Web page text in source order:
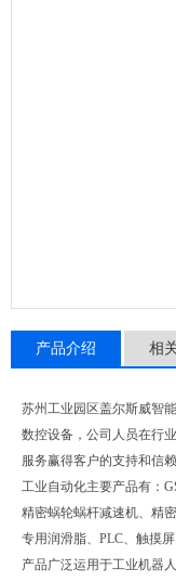
产品介绍 相
苏州工业园区盖尔斯威智
数控设备，公司人员在行
服务赢得客户的支持和信
工业自动化主要产品有：
精密蜗轮蜗杆减速机、精
专用润滑脂、PLC、触摸
产品广泛运用于工业机器